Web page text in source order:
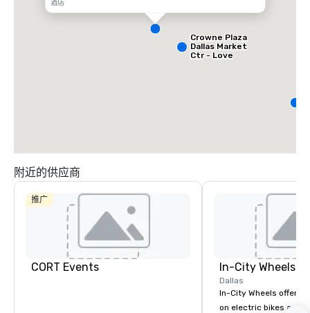
酒店
Crowne Plaza
Dallas Market
Ctr - Love
附近的供应商
推广
CORT Events In-City Wheels
Dallas
In-City Wheels offers
on electric bikes and